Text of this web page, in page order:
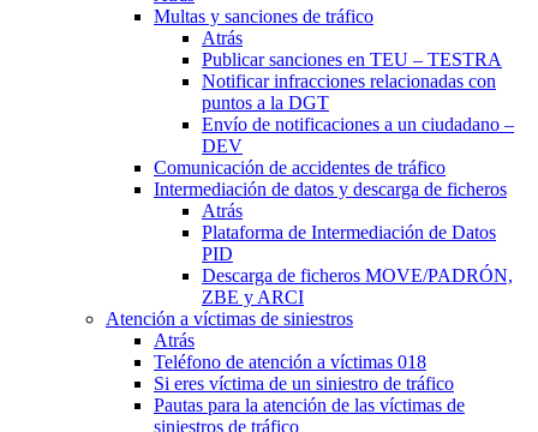
Multas y sanciones de tráfico
Atrás
Publicar sanciones en TEU – TESTRA
Notificar infracciones relacionadas con
puntos a la DGT
Envío de notificaciones a un ciudadano –
DEV
Comunicación de accidentes de tráfico
Intermediación de datos y descarga de ficheros
Atrás
Plataforma de Intermediación de Datos
PID
Descarga de ficheros MOVE/PADRÓN,
ZBE y ARCI
Atención a víctimas de siniestros
Atrás
Teléfono de atención a víctimas 018
Si eres víctima de un siniestro de tráfico
Pautas para la atención de las víctimas de
siniestros de tráfico